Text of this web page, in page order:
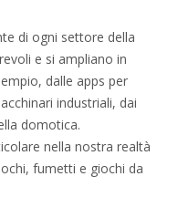
di ogni settore della
e si ampliano in
dalle apps per
industriali, dai
domotica.
nella nostra realtà
fumetti e giochi da